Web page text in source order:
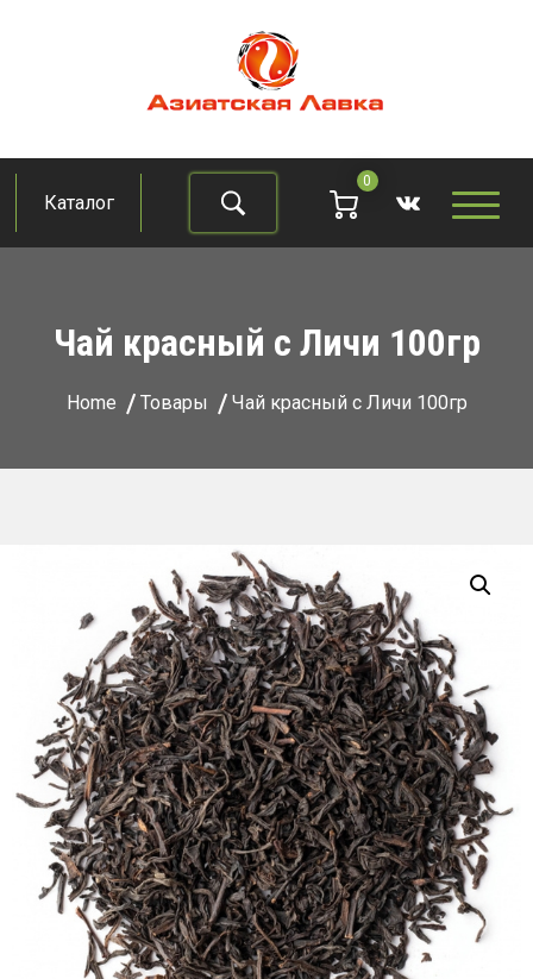
Азиатская лавка
Продукты из восточно-азиатских стран
Каталог
0
Чай красный с Личи 100гр
Home Товары Чай красный с Личи 100гр